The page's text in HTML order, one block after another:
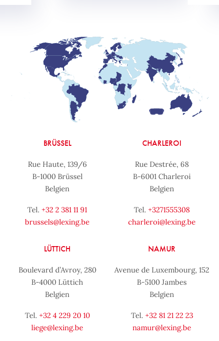
BRÜSSEL
Rue Haute, 139/6
B-1000 Brüssel
Belgien
Tel. +32 2 381 11 91
brussels@lexing.be
CHARLEROI
Rue Destrée, 68
B-6001 Charleroi
Belgien
Tel. +3271555308
charleroi@lexing.be
LÜTTICH
Boulevard d’Avroy, 280
B-4000 Lüttich
Belgien
Tel. +32 4 229 20 10
liege@lexing.be
NAMUR
Avenue de Luxembourg, 152
B-5100 Jambes
Belgien
Tel. +32 81 21 22 23
namur@lexing.be